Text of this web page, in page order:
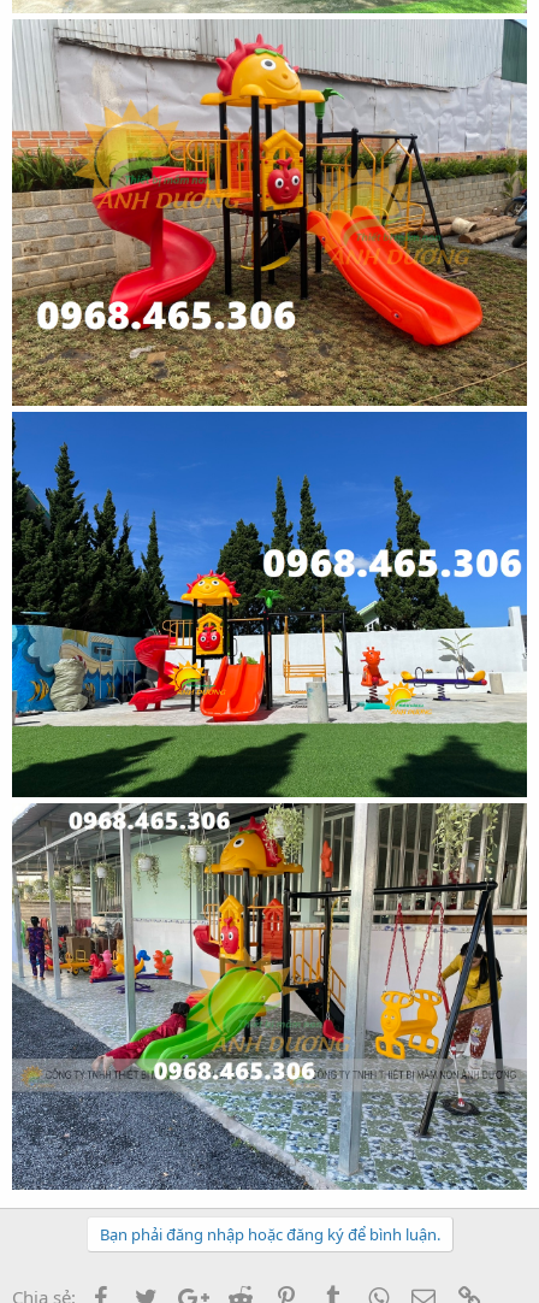
Bạn phải đăng nhập hoặc đăng ký để bình luận.
Chia sẻ: FacebookTwitterGoogle+
Reddit PinterestTumblrWhatsApp
Email